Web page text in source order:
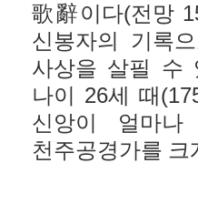
歌辭이다(전망
신봉자의 기록
사상을 살필 수
나이 26세 때
신앙이 얼마
천주공경가를